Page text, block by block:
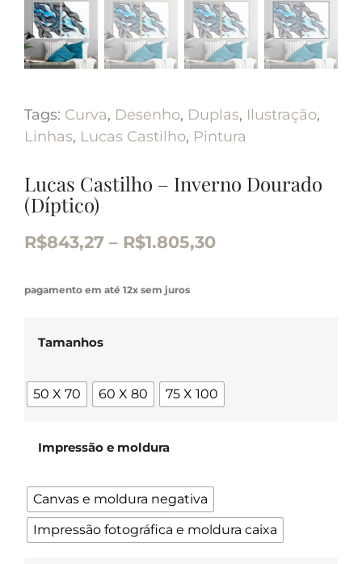
Tags: Curva, Desenho, Duplas, Ilustração,
Linhas, Lucas Castilho, Pintura
Lucas Castilho – Inverno Dourado
(Díptico)
R$843,27 – R$1.805,30
pagamento em até 12x sem juros
Tamanhos
50 X 70 60 X 80 75 X 100
Impressão e moldura
Canvas e moldura negativa
Impressão fotográfica e moldura caixa